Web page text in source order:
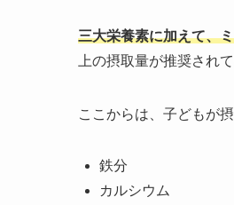
三大栄養素に加えて、
上の摂取量が推奨され
ここからは、子どもが
鉄分
カルシウム